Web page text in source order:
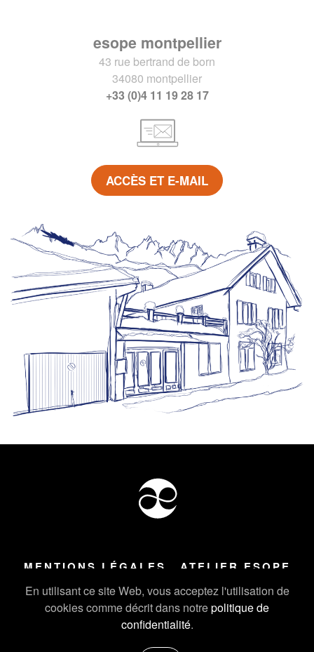
En utilisant ce site Web, vous acceptez l'utilisation de
cookies comme décrit dans notrepolitique de
confidentialité.
esope montpellier
43 rue bertrand de born
34080 montpellier
+33 (0)4 11 19 28 17
ACCÈS ET E-MAIL
MENTIONS LÉGALES ATELIER ESOPE